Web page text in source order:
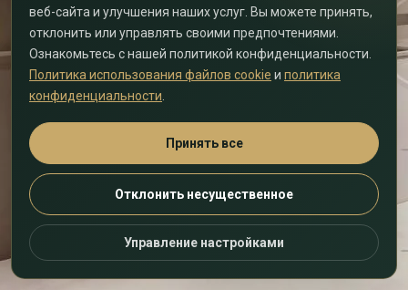
веб-сайта и улучшения наших услуг. Вы можете принять,
отклонить или управлять своими предпочтениями.
Ознакомьтесь с нашей политикой конфиденциальности.
Политика использования файлов cookie и политика
конфиденциальности
Принять все
Отклонить несущественное
Управление настройками